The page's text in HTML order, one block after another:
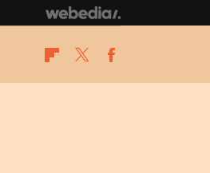
Flipboard
Twitter